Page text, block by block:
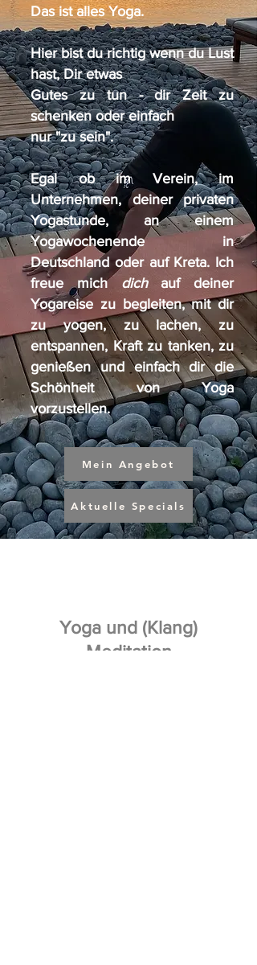
Das ist alles Yoga.
Hier bist du richtig wenn du Lust
hast, Dir etwas
Gutes zu tun - dir Zeit zu
schenken oder einfach
nur "zu sein".
Egal ob im Verein, im
Unternehmen, deiner privaten
Yogastunde, an einem
Yogawochenende in
Deutschland oder auf Kreta. ​ Ich
freue mich dich auf deiner
Yogareise zu begleiten, mit dir
zu yogen, zu lachen, zu
entspannen, Kraft zu tanken, zu
genießen und einfach dir die
Schönheit von Yoga
vorzustellen.
Mein Angebot
Aktuelle Specials
Yoga und (Klang)
Meditation